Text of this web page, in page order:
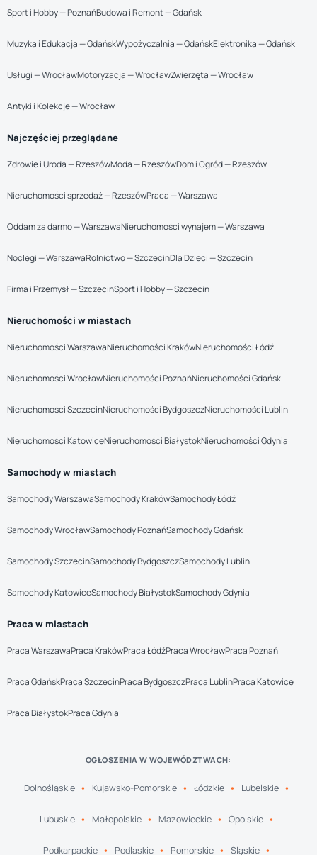
Sport i Hobby — PoznańBudowa i Remont — Gdańsk
Muzyka i Edukacja — GdańskWypożyczalnia — GdańskElektronika — Gdańsk
Usługi — WrocławMotoryzacja — WrocławZwierzęta — Wrocław
Antyki i Kolekcje — Wrocław
Najczęściej przeglądane
Zdrowie i Uroda — RzeszówModa — RzeszówDom i Ogród — Rzeszów
Nieruchomości sprzedaż — RzeszówPraca — Warszawa
Oddam za darmo — WarszawaNieruchomości wynajem — Warszawa
Noclegi — WarszawaRolnictwo — SzczecinDla Dzieci — Szczecin
Firma i Przemysł — SzczecinSport i Hobby — Szczecin
Nieruchomości w miastach
Nieruchomości WarszawaNieruchomości KrakówNieruchomości Łódź
Nieruchomości WrocławNieruchomości PoznańNieruchomości Gdańsk
Nieruchomości SzczecinNieruchomości BydgoszczNieruchomości Lublin
Nieruchomości KatowiceNieruchomości BiałystokNieruchomości Gdynia
Samochody w miastach
Samochody WarszawaSamochody KrakówSamochody Łódź
Samochody WrocławSamochody PoznańSamochody Gdańsk
Samochody SzczecinSamochody BydgoszczSamochody Lublin
Samochody KatowiceSamochody BiałystokSamochody Gdynia
Praca w miastach
Praca WarszawaPraca KrakówPraca ŁódźPraca WrocławPraca Poznań
Praca GdańskPraca SzczecinPraca BydgoszczPraca LublinPraca Katowice
Praca BiałystokPraca Gdynia
OGŁOSZENIA W WOJEWÓDZTWACH:
Dolnośląskie Kujawsko-Pomorskie Łódzkie Lubelskie
Lubuskie Małopolskie Mazowieckie Opolskie
Podkarpackie Podlaskie Pomorskie Śląskie